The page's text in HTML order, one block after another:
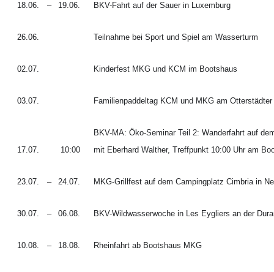
18.06. – 19.06. BKV-Fahrt auf der Sauer in Luxemburg
26.06. Teilnahme bei Sport und Spiel am Wasserturm
02.07. Kinderfest MKG und KCM im Bootshaus
03.07. Familienpaddeltag KCM und MKG am
17.07. 10:00
BKV-MA: Öko-Seminar Teil 2: Wanderfahrt auf
mit Eberhard Walther, Treffpunkt 10:00 Uhr am
23.07. – 24.07. MKG-Grillfest auf dem Campingplatz Cimbria in
30.07. – 06.08. BKV-Wildwasserwoche in Les Eygliers an der
10.08. – 18.08. Rheinfahrt ab Bootshaus MKG